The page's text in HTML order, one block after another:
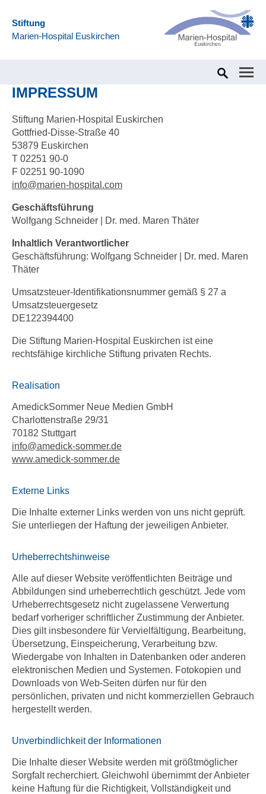
Stiftung
Marien-Hospital Euskirchen
Home Impressum
IMPRESSUM
Stiftung Marien-Hospital Euskirchen
Gottfried-Disse-Straße 40
53879 Euskirchen
T 02251 90-0
F 02251 90-1090
info@marien-hospital.com
Geschäftsführung
Wolfgang Schneider | Dr. med. Maren Thäter
Inhaltlich Verantwortlicher
Geschäftsführung: Wolfgang Schneider | Dr. med. Maren
Thäter
Umsatzsteuer-Identifikationsnummer gemäß § 27 a
Umsatzsteuergesetz
DE122394400
Die Stiftung Marien-Hospital Euskirchen ist eine
rechtsfähige kirchliche Stiftung privaten Rechts.
Realisation
AmedickSommer Neue Medien GmbH
Charlottenstraße 29/31
70182 Stuttgart
info@amedick-sommer.de
www.amedick-sommer.de
Externe Links
Die Inhalte externer Links werden von uns nicht geprüft.
Sie unterliegen der Haftung der jeweiligen Anbieter.
Urheberrechtshinweise
Alle auf dieser Website veröffentlichten Beiträge und
Abbildungen sind urheberrechtlich geschützt. Jede vom
Urheberrechtsgesetz nicht zugelassene Verwertung
bedarf vorheriger schriftlicher Zustimmung der Anbieter.
Dies gilt insbesondere für Vervielfältigung, Bearbeitung,
Übersetzung, Einspeicherung, Verarbeitung bzw.
Wiedergabe von Inhalten in Datenbanken oder anderen
elektronischen Medien und Systemen. Fotokopien und
Downloads von Web-Seiten dürfen nur für den
persönlichen, privaten und nicht kommerziellen Gebrauch
hergestellt werden.
Unverbindlichkeit der Informationen
Die Inhalte dieser Website werden mit größtmöglicher
Sorgfalt recherchiert. Gleichwohl übernimmt der Anbieter
keine Haftung für die Richtigkeit, Vollständigkeit und